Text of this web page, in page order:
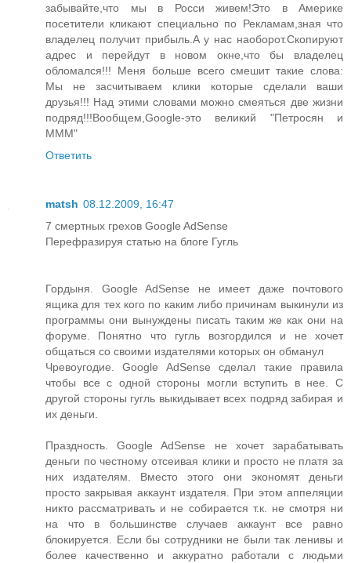
забывайте,что мы в Росси живем!Это в Америке
посетители кликают специально по Рекламам,зная что
владелец получит прибыль.А у нас наоборот.Скопируют
адрес и перейдут в новом окне,что бы владелец
обломался!!! Меня больше всего смешит такие слова:
Мы не засчитываем клики которые сделали ваши
друзья!!! Над этими словами можно смеяться две жизни
подряд!!!Вообщем,Google-это великий "Петросян и
МММ"
Ответить
matsh 08.12.2009, 16:47
7 смертных грехов Google AdSense
Перефразируя статью на блоге Гугль
Гордыня. Google AdSense не имеет даже почтового
ящика для тех кого по каким либо причинам выкинули из
программы они вынуждены писать таким же как они на
форуме. Понятно что гугль возгордился и не хочет
общаться со своими издателями которых он обманул
Чревоугодие. Google AdSense сделал такие правила
чтобы все с одной стороны могли вступить в нее. С
другой стороны гугль выкидывает всех подряд забирая и
их деньги.
Праздность. Google AdSense не хочет зарабатывать
деньги по честному отсеивая клики и просто не платя за
них издателям. Вместо этого они экономят деньги
просто закрывая аккаунт издателя. При этом аппеляции
никто рассматривать и не собирается т.к. не смотря ни
на что в большинстве случаев аккаунт все равно
блокируется. Если бы сотрудники не были так ленивы и
более качественно и аккуратно работали с людьми